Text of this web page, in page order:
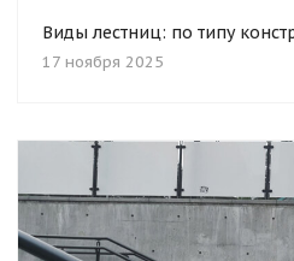
Виды лестниц: по типу
17 ноября 2025